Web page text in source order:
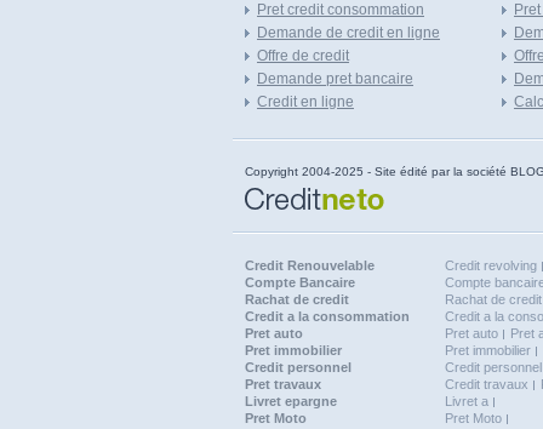
Pret credit consommation
Demande de credit en ligne
Offre de credit
Demande pret bancaire
Credit en ligne
Copyright 2004-2025 - Site édité par la société
Credit Renouvelable
Credit revolving
Compte Bancaire
Compte
Rachat de credit
Rachat de credit
Credit a la consommation
Credit a la
Pret auto
Pret auto Pret
Pret immobilier
Pret immobilier
Credit personnel
Credit personnel
Pret travaux
Credit travaux
Livret epargne
Livret a
Pret Moto
Pret Moto